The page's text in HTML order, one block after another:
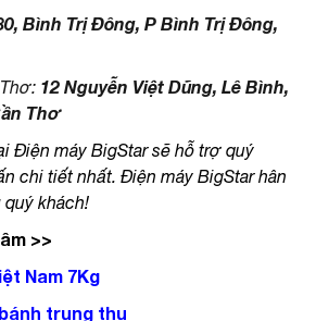
Bình Trị Đông, P Bình Trị Đông,
12 Nguyễn Việt Dũng, Lê Bình,
Thơ
Điện máy BigStar sẽ hỗ trợ quý
chi tiết nhất. Điện máy BigStar hân
khách!
>>
Nam 7Kg
trung thu